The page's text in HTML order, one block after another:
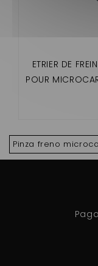
ETRIER DE
POUR
Pinza freno